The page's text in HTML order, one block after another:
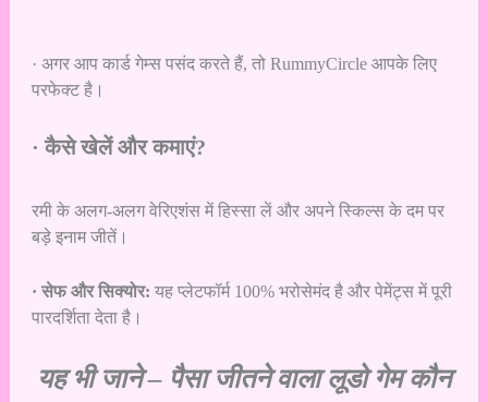
· अगर आप कार्ड गेम्स पसंद करते हैं, तो RummyCircle आपके लिए
परफेक्ट है।
· कैसे खेलें और कमाएं?
रमी के अलग-अलग वेरिएशंस में हिस्सा लें और अपने स्किल्स के दम पर
बड़े इनाम जीतें।
· सेफ और सिक्योर: यह प्लेटफॉर्म 100% भरोसेमंद है और पेमेंट्स में पूरी
पारदर्शिता देता है।
यह भी जाने – पैसा जीतने वाला लूडो गेम कौन